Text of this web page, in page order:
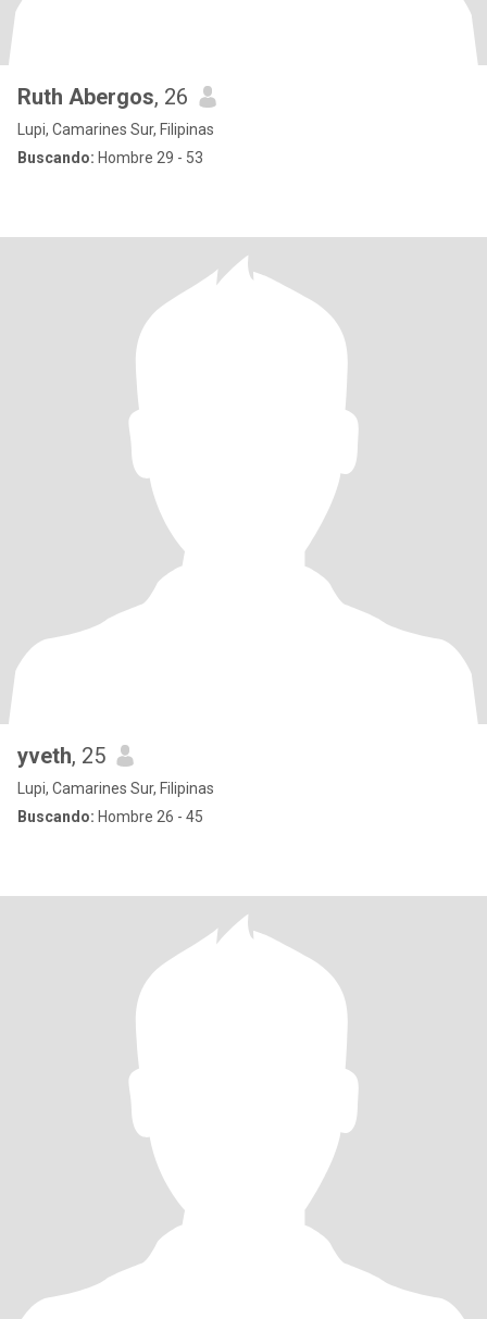
Ruth Abergos, 26
Lupi, Camarines Sur, Filipinas
Buscando: Hombre 29 - 53
yveth, 25
Lupi, Camarines Sur, Filipinas
Buscando: Hombre 26 - 45